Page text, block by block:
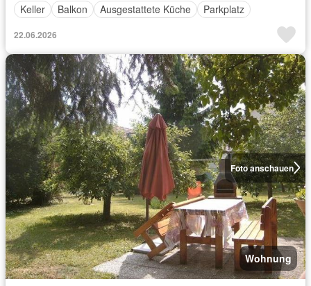
Keller Balkon Ausgestattete Küche Parkplatz
22.06.2026
Foto anschauen
Wohnung